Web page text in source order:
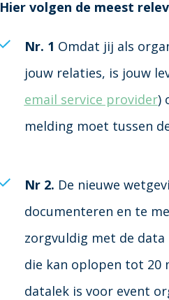
Hier volgen de meest
Nr. 1 Omdat jij als
jouw relaties, is jouw
email service provider)
melding moet tussen
Nr 2. De nieuwe
documenteren en te
zorgvuldig met de
die kan oplopen tot 20
datalek is voor event